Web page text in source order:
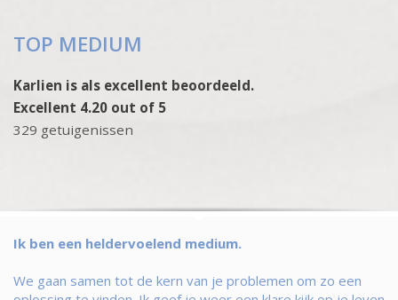
TOP MEDIUM
Karlien is als excellent beoordeeld.
Excellent 4.20 out of 5
329 getuigenissen
Ik ben een heldervoelend medium.
We gaan samen tot de kern van je problemen om zo een